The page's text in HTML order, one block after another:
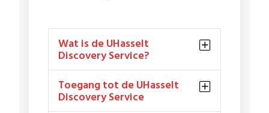
Wat is de UHasselt
Discovery Service?
Toegang tot de UHasselt
Discovery Service